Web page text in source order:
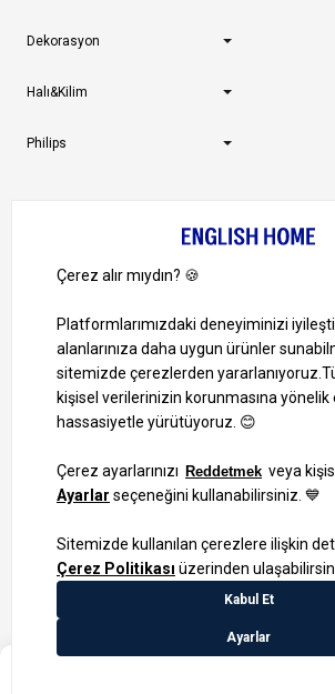
Dekorasyon
Halı&Kilim
Philips
Müşteri Hizmetleri
0 850 724 0 346
Pazartesi-Cuma: 09:00 – 18:00
Cumartesi-Pazar: Kapalı
Bize Ulaşın
Bizi Takip Edin
Ayrıcalıklardan yararlanmak için
1000 TL ve Üzeri Alışverişlerinizde Kargo Bedava!